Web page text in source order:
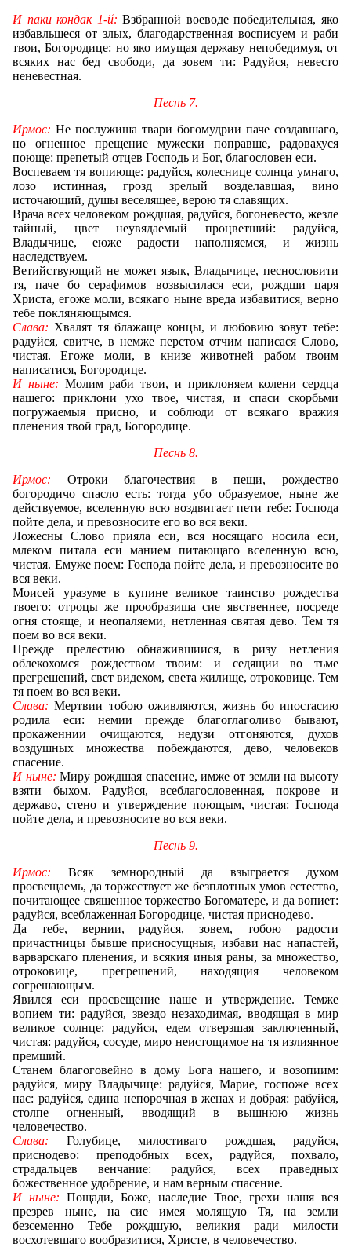
И паки кондак 1-й: Взбранной воеводе победительная, яко
избавльшеся от злых, благодарственная восписуем и раби
твои, Богородице: но яко имущая державу непобедимуя, от
всяких нас бед свободи, да зовем ти: Радуйся, невесто
неневестная.
Песнь 7.
Ирмос: Не послужиша твари богомудрии паче создавшаго,
но огненное прещение мужески поправше, радовахуся
поюще: препетый отцев Господь и Бог, благословен еси.
Воспеваем тя вопиюще: радуйся, колеснице солнца умнаго,
лозо истинная, грозд зрелый возделавшая, вино
источающий, душы веселящее, верою тя славящих.
Врача всех человеком рождшая, радуйся, богоневесто, жезле
тайный, цвет неувядаемый процветший: радуйся,
Владычице, еюже радости наполняемся, и жизнь
наследствуем.
Ветийствующий не может язык, Владычице, песнословити
тя, паче бо серафимов возвысилася еси, рождши царя
Христа, егоже моли, всякаго ныне вреда избавитися, верно
тебе покляняющымся.
Слава: Хвалят тя блажаще концы, и любовию зовут тебе:
радуйся, свитче, в немже перстом отчим написася Слово,
чистая. Егоже моли, в книзе животней рабом твоим
написатися, Богородице.
И ныне: Молим раби твои, и приклоняем колени сердца
нашего: приклони ухо твое, чистая, и спаси скорбьми
погружаемыя присно, и соблюди от всякаго вражия
пленения твой град, Богородице.
Песнь 8.
Ирмос: Отроки благочествия в пещи, рождество
богородичо спасло есть: тогда убо образуемое, ныне же
действуемое, вселенную всю воздвигает пети тебе: Господа
пойте дела, и превозносите его во вся веки.
Ложесны Слово прияла еси, вся носящаго носила еси,
млеком питала еси манием питающаго вселенную всю,
чистая. Емуже поем: Господа пойте дела, и превозносите во
вся веки.
Моисей уразуме в купине великое таинство рождества
твоего: отроцы же прообразиша сие явственнее, посреде
огня стояще, и неопаляеми, нетленная святая дево. Тем тя
поем во вся веки.
Прежде прелестию обнажившиися, в ризу нетления
облекохомся рождеством твоим: и седящии во тьме
прегрешений, свет видехом, света жилище, отроковице. Тем
тя поем во вся веки.
Слава: Мертвии тобою оживляются, жизнь бо ипостасию
родила еси: немии прежде благоглаголиво бывают,
прокаженнии очищаются, недузи отгоняются, духов
воздушных множества побеждаются, дево, человеков
спасение.
И ныне: Миру рождшая спасение, имже от земли на высоту
взяти быхом. Радуйся, всеблагословенная, покрове и
державо, стено и утверждение поющым, чистая: Господа
пойте дела, и превозносите во вся веки.
Песнь 9.
Ирмос: Всяк земнородный да взыграется духом
просвещаемь, да торжествует же безплотных умов естество,
почитающее священное торжество Богоматере, и да вопиет:
радуйся, всеблаженная Богородице, чистая приснодево.
Да тебе, вернии, радуйся, зовем, тобою радости
причастницы бывше присносущныя, избави нас напастей,
варварскаго пленения, и всякия иныя раны, за множество,
отроковице, прегрешений, находящия человеком
согрешающым.
Явился еси просвещение наше и утверждение. Темже
вопием ти: радуйся, звездо незаходимая, вводящая в мир
великое солнце: радуйся, едем отверзшая заключенный,
чистая: радуйся, сосуде, миро неистощимое на тя излиянное
премший.
Станем благоговейно в дому Бога нашего, и возопиим:
радуйся, миру Владычице: радуйся, Марие, госпоже всех
нас: радуйся, едина непорочная в женах и добрая: рабуйся,
столпе огненный, вводящий в вышнюю жизнь
человечество.
Слава: Голубице, милостиваго рождшая, радуйся,
приснодево: преподобных всех, радуйся, похвало,
страдальцев венчание: радуйся, всех праведных
божественное удобрение, и нам верным спасение.
И ныне: Пощади, Боже, наследие Твое, грехи нашя вся
презрев ныне, на сие имея молящую Тя, на земли
безсеменно Тебе рождшую, великия ради милости
восхотевшаго вообразитися, Христе, в человечество.